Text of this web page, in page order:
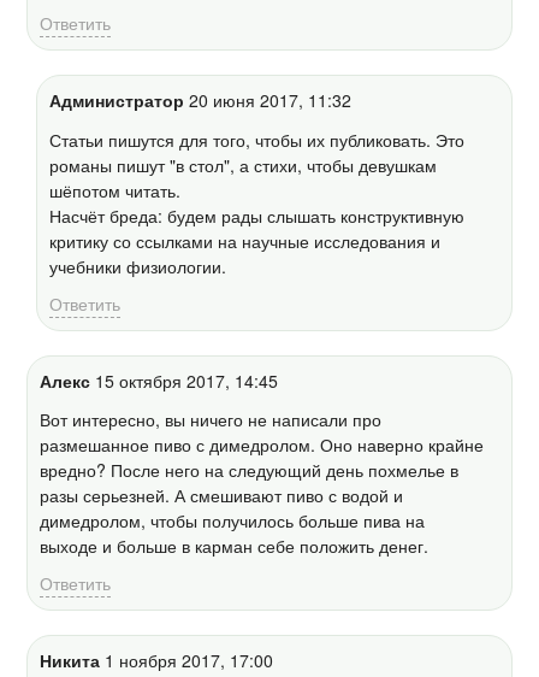
Ответить
Администратор 20 июня 2017, 11:32
Статьи пишутся для того, чтобы их публиковать. Это
романы пишут "в стол", а стихи, чтобы девушкам
шёпотом читать.
Насчёт бреда: будем рады слышать конструктивную
критику со ссылками на научные исследования и
учебники физиологии.
Ответить
Алекс 15 октября 2017, 14:45
Вот интересно, вы ничего не написали про
размешанное пиво с димедролом. Оно наверно крайне
вредно? После него на следующий день похмелье в
разы серьезней. А смешивают пиво с водой и
димедролом, чтобы получилось больше пива на
выходе и больше в карман себе положить денег.
Ответить
Никита 1 ноября 2017, 17:00